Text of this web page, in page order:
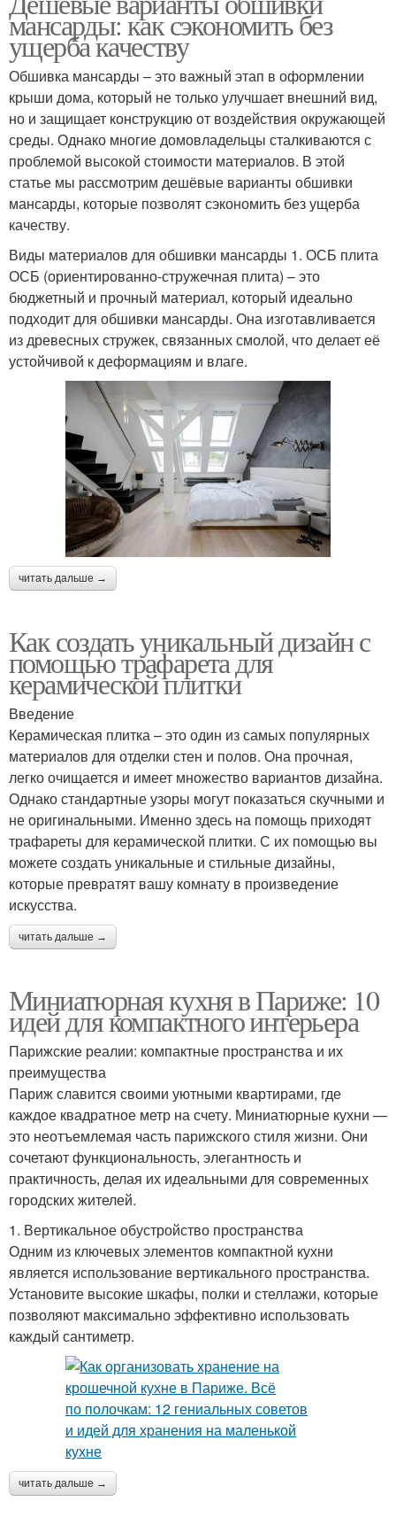
мансарды: как сэкономить без
ущерба качеству
Обшивка мансарды – это важный этап в оформлении
крыши дома, который не только улучшает внешний вид,
но и защищает конструкцию от воздействия окружающей
среды. Однако многие домовладельцы сталкиваются с
проблемой высокой стоимости материалов. В этой
статье мы рассмотрим дешёвые варианты обшивки
мансарды, которые позволят сэкономить без ущерба
качеству.
Виды материалов для обшивки мансарды 1. ОСБ плита
ОСБ (ориентированно-стружечная плита) – это
бюджетный и прочный материал, который идеально
подходит для обшивки мансарды. Она изготавливается
из древесных стружек, связанных смолой, что делает её
устойчивой к деформациям и влаге.
читать дальше →
Как создать уникальный дизайн с
помощью трафарета для
керамической плитки
Введение
Керамическая плитка – это один из самых популярных
материалов для отделки стен и полов. Она прочная,
легко очищается и имеет множество вариантов дизайна.
Однако стандартные узоры могут показаться скучными и
не оригинальными. Именно здесь на помощь приходят
трафареты для керамической плитки. С их помощью вы
можете создать уникальные и стильные дизайны,
которые превратят вашу комнату в произведение
искусства.
читать дальше →
Миниатюрная кухня в Париже: 10
идей для компактного интерьера
Парижские реалии: компактные пространства и их
преимущества
Париж славится своими уютными квартирами, где
каждое квадратное метр на счету. Миниатюрные кухни —
это неотъемлемая часть парижского стиля жизни. Они
сочетают функциональность, элегантность и
практичность, делая их идеальными для современных
городских жителей.
1. Вертикальное обустройство пространства
Одним из ключевых элементов компактной кухни
является использование вертикального пространства.
Установите высокие шкафы, полки и стеллажи, которые
позволяют максимально эффективно использовать
каждый сантиметр.
читать дальше →